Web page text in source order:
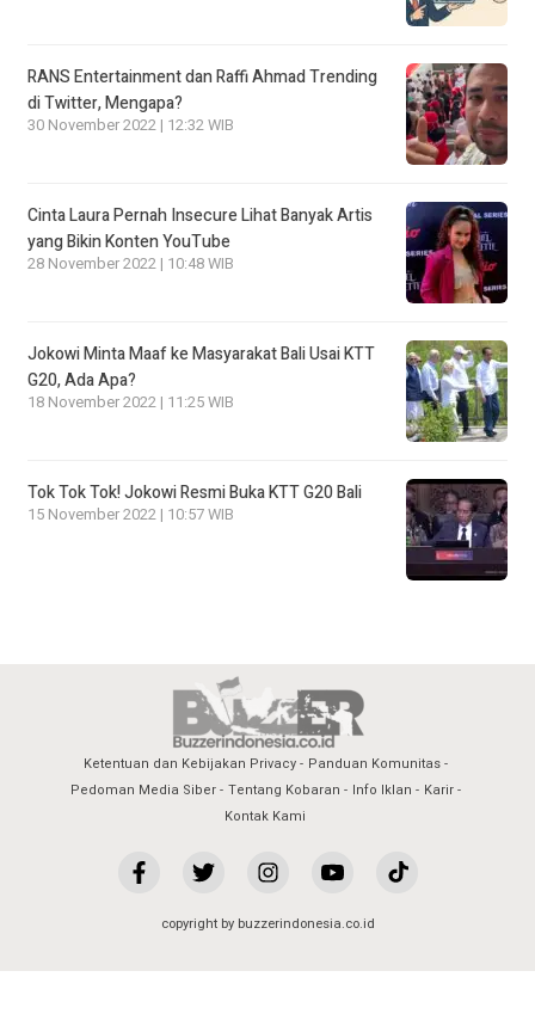
RANS Entertainment dan Raffi Ahmad Trending
di Twitter, Mengapa?
30 November 2022 | 12:32 WIB
Cinta Laura Pernah Insecure Lihat Banyak Artis
yang Bikin Konten YouTube
28 November 2022 | 10:48 WIB
Jokowi Minta Maaf ke Masyarakat Bali Usai KTT
G20, Ada Apa?
18 November 2022 | 11:25 WIB
Tok Tok Tok! Jokowi Resmi Buka KTT G20 Bali
15 November 2022 | 10:57 WIB
Ketentuan dan Kebijakan Privacy
Panduan Komunitas
Pedoman Media Siber
Tentang Kobaran Info Iklan
Karir
Kontak Kami
copyright by buzzerindonesia.co.id